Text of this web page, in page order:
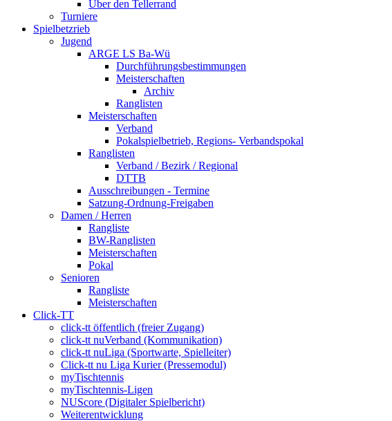
Über den Tellerrand
Turniere
Spielbetzrieb
Jugend
ARGE LS Ba-Wü
Durchführungsbestimmungen
Meisterschaften
Archiv
Ranglisten
Meisterschaften
Verband
Pokalspielbetrieb, Regions- Verbandspokal
Ranglisten
Verband / Bezirk / Regional
DTTB
Ausschreibungen - Termine
Satzung-Ordnung-Freigaben
Damen / Herren
Rangliste
BW-Ranglisten
Meisterschaften
Pokal
Senioren
Rangliste
Meisterschaften
Click-TT
click-tt öffentlich (freier Zugang)
click-tt nuVerband (Kommunikation)
click-tt nuLiga (Sportwarte, Spielleiter)
Click-tt nu Liga Kurier (Pressemodul)
myTischtennis
myTischtennis-Ligen
NUScore (Digitaler Spielbericht)
Weiterentwicklung